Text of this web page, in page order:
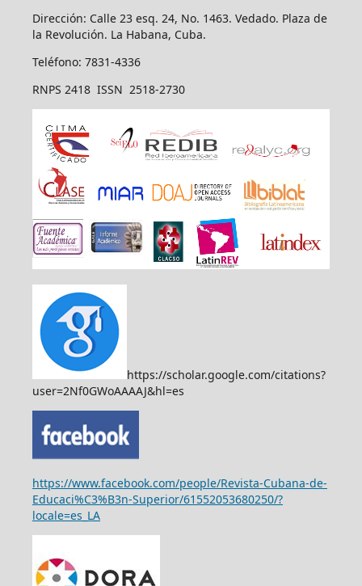
Dirección: Calle 23 esq. 24, No. 1463. Vedado. Plaza de
la Revolución. La Habana, Cuba.
Teléfono: 7831-4336
RNPS 2418 ISSN 2518-2730
https://scholar.google.com/citations?
user=2Nf0GWoAAAAJ&hl=es
https://www.facebook.com/people/Revista-Cubana-de-
Educaci%C3%B3n-Superior/61552053680250/?
locale=es_LA